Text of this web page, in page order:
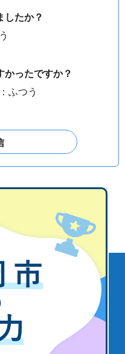
したか？
かったですか？
ふつう